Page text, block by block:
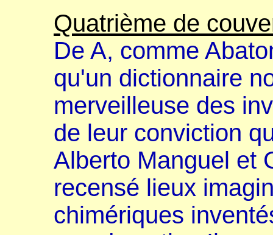
Quatrième de
De A, comme
qu'un dictionnaire
merveilleuse des
de leur conviction
Alberto Manguel et
recensé lieux
chimériques